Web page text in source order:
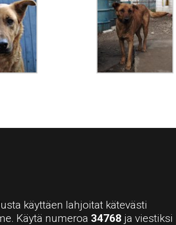
käyttäen lahjoitat kätevästi
Käytä numeroa 34768 ja viestiksi